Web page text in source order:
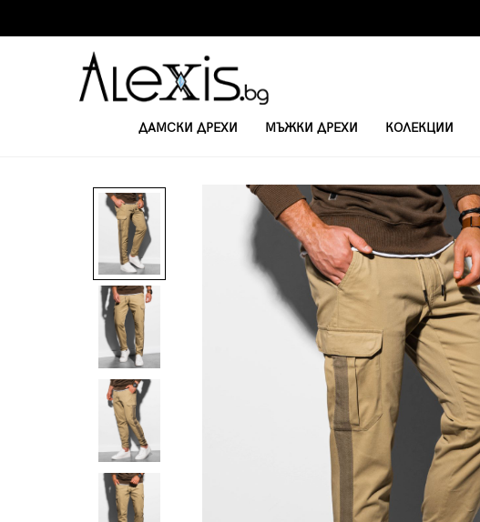
ДАМСКИ ДРЕХИ МЪЖКИ ДРЕХИ КОЛЕКЦИИ